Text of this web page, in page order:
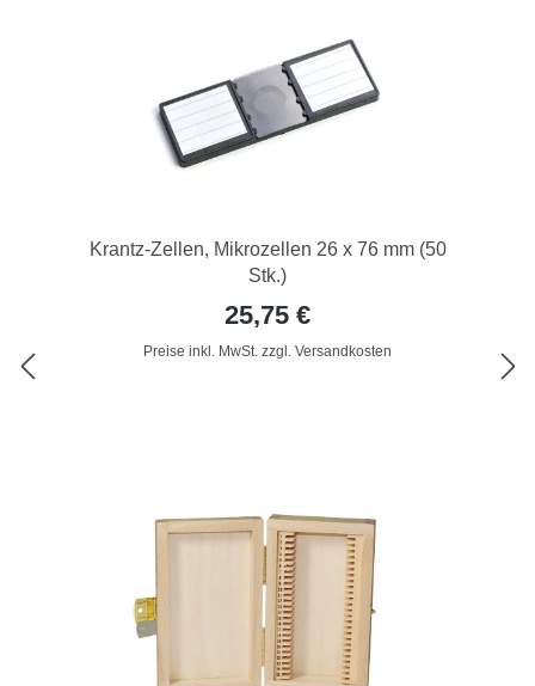
Krantz-Zellen, Mikrozellen 26 x 76 mm (50
Stk.)
25,75 €
Preise inkl. MwSt. zzgl. Versandkosten